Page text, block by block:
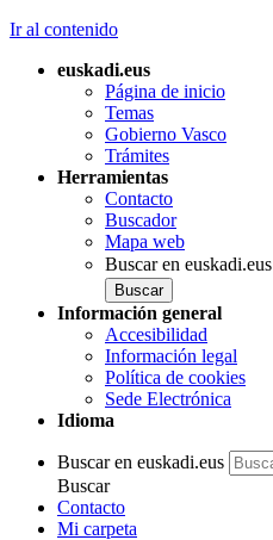
Ir al contenido
euskadi.eus
Página de inicio
Temas
Gobierno Vasco
Trámites
Herramientas
Contacto
Buscador
Mapa web
Buscar en euskadi.eus
Información general
Accesibilidad
Información legal
Política de cookies
Sede Electrónica
Idioma
Buscar en euskadi.eus
Buscar
Contacto
Mi carpeta